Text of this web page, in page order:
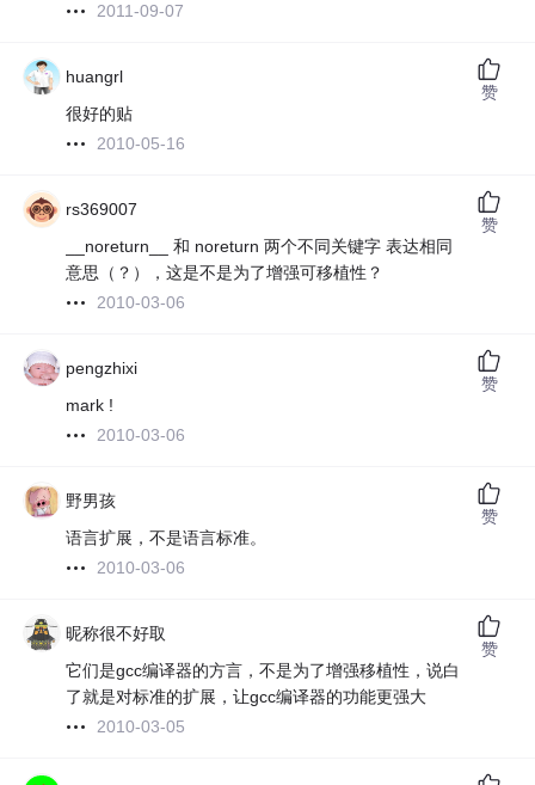
2011-09-07
huangrl
很好的贴
2010-05-16
赞
rs369007
__noreturn__ 和 noreturn 两个不同关键字 表达相同
意思（？），这是不是为了增强可移植性？
2010-03-06
赞
pengzhixi
mark !
2010-03-06
赞
野男孩
语言扩展，不是语言标准。
2010-03-06
赞
昵称很不好取
它们是gcc编译器的方言，不是为了增强移植性，说白
了就是对标准的扩展，让gcc编译器的功能更强大
2010-03-05
赞